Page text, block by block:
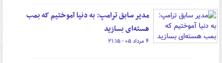
مدیر سابق ترامپ: به دنیا آموختیم که بمب
هسته‌ای بسازید
۴ مرداد ۰۵ - ۲۱:۱۵